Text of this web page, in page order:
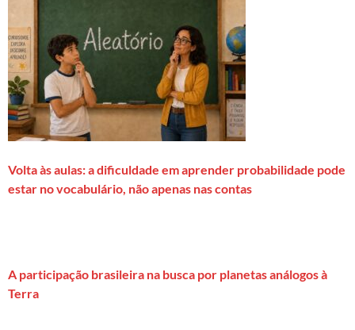
Volta às aulas: a dificuldade em aprender probabilidade pode
estar no vocabulário, não apenas nas contas
A participação brasileira na busca por planetas análogos à
Terra